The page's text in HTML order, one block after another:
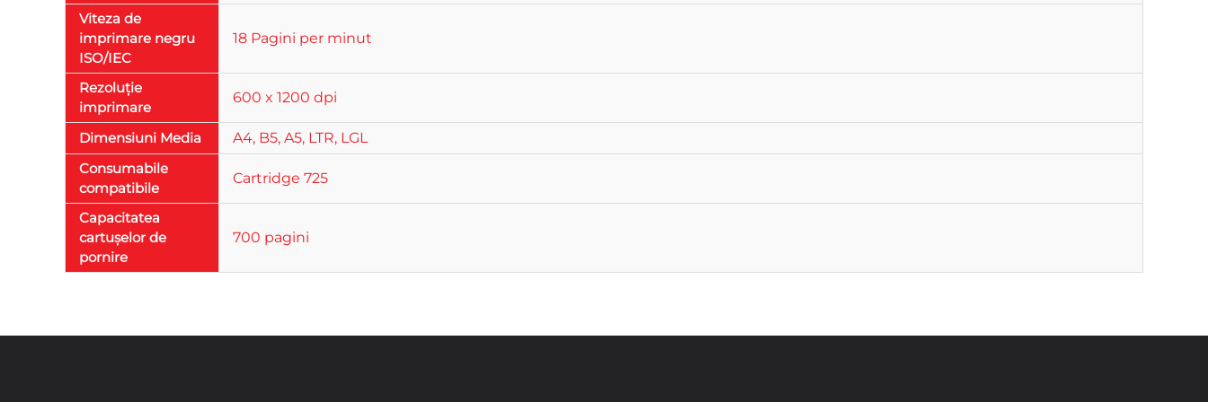
Viteza de
imprimare negru
ISO/IEC
18 Pagini per minut
Rezoluție
imprimare
600 x 1200 dpi
Dimensiuni Media
A4, B5, A5, LTR, LGL
Consumabile
compatibile
Cartridge 725
Capacitatea
сartușelor de
pornire
700 pagini